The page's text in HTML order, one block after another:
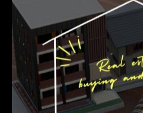
意が必要です。
現場でのNG行動を避けるため
必要書類、地域の慣習につい
が大切です。実際に失敗例と
ンセルを繰り返したことで、
ったというケースも報告され